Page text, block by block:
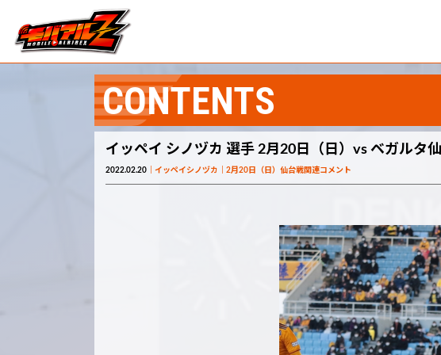
CONTENTS
イッペイ シノヅカ 選手 2月20日（日）vs ベガルタ
2022.02.20 イッペイシノヅカ 2月20日（日）仙台戦関連コメント